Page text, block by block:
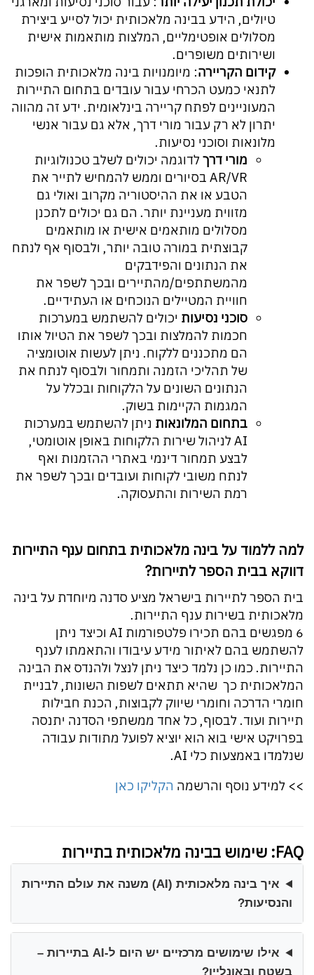
טיולים, הידע בבינה מלאכותית יכול לסייע ביצירת
מסלולים אופטימליים, המלצות מותאמות אישית
ושירותים משופרים.
קידום הקריירה: מיומנויות בינה מלאכותית הופכות
לתנאי כמעט הכרחי עבור עובדים בתחום התיירות
המעוניינים לפתח קריירה בינלאומית. ידע זה מהווה
יתרון לא רק עבור מורי דרך, אלא גם עבור אנשי
מלונאות וסוכני נסיעות.
מורי דרךלדוגמה יכולים לשלב טכנולוגיות
AR/VR בסיורים וממש להמחיש לתייר את
הטבע או את ההיסטוריה מקרוב ואולי גם
מזווית מעניינת יותר. הם גם יכולים לתכנן
מסלולים מותאמים אישית או מותאמים
קבוצתית במורה טובה יותר, ולבסוף אף לנתח
את הנתונים והפידבקים
מהמשתתפים/מהתיירים ובכך לשפר את
חוויית המטיילים הנוכחים או העתידיים.
סוכני נסיעות יכולים להשתמש במערכות
חכמות להמלצות ובכך לשפר את הטיול אותו
הם מתכננים ללקוח. ניתן לעשות אוטומציה
של תהליכי הזמנה ותמחור ולבסוף לנתח את
הנתונים השונים על הלקוחות ובכלל על
המגמות הקיימות בשוק.
בתחום המלונאות ניתן להשתמש במערכות
AI לניהול שירות הלקוחות באופן אוטומטי,
לבצע תמחור דינמי באתרי ההזמנות ואף
לנתח משובי לקוחות ועובדים ובכך לשפר את
רמת השירות והתעסוקה.
למה ללמוד על בינה מלאכותית בתחום ענף התיירות
דווקא בבית הספר לתיירות?
בית הספר לתיירות בישראל מציע סדנה מיוחדת על בינה
מלאכותית בשירות ענף התיירות.
6 מפגשים בהם תכירו פלטפורמות AI וכיצד ניתן
להשתמש בהם לאיתור מידע עיבודו והתאמתו לענף
התיירות. כמו כן נלמד כיצד ניתן לנצל ולהנדס את הבינה
המלאכותית כך שהיא תתאים לשפות השונות, לבניית
חומרי הדרכה וחומרי שיווק לקבוצות, הכנת חבילות
תיירות ועוד. לבסוף, כל אחד ממשתפי הסדנה יתנסה
בפרויקט אישי בוא הוא יוציא לפועל מתודות עבודה
שנלמדו באמצעות כלי AI.
>> למידע נוסף והרשמה הקליקו כאן
FAQ: שימוש בבינה מלאכותית בתיירות
איך בינה מלאכותית (AI) משנה את עולם התיירות
והנסיעות?
אילו שימושים מרכזיים יש היום ל‑AI בתיירות –
בשטח ובאונליין?